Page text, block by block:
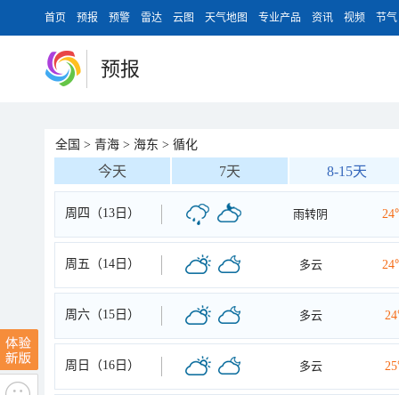
首页 预报 预警 雷达 云图 天气地图 专业产品 资讯 视频 节气
预报
全国 > 青海 > 海东 > 循化
今天 7天 8-15天
周四（13日） 雨转阴
周五（14日） 多云
周六（15日） 多云
周日（16日） 多云